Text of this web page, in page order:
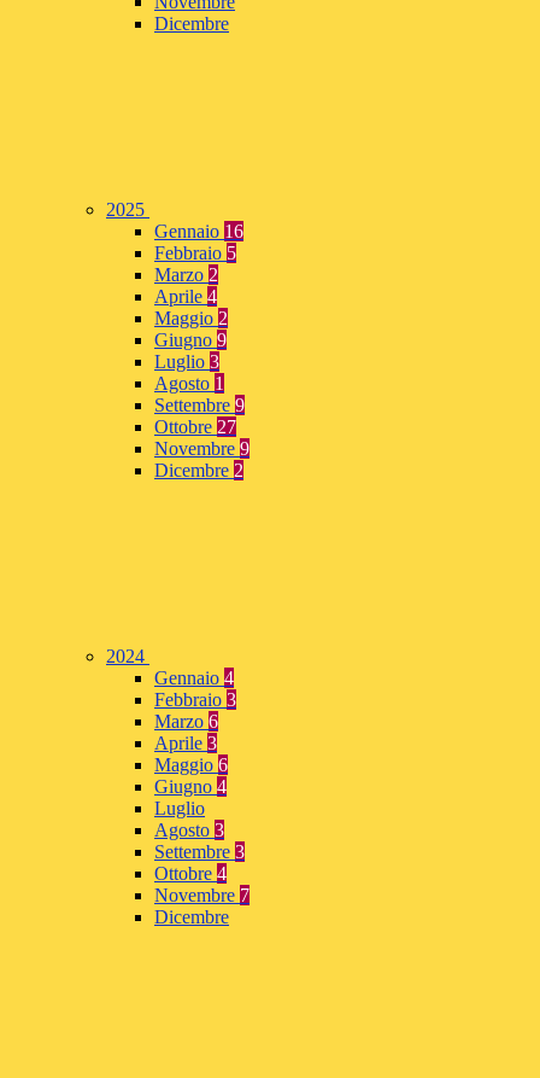
Dicembre
2025
Gennaio 16
Febbraio 5
Marzo 2
Aprile 4
Maggio 2
Giugno 9
Luglio 3
Agosto 1
Settembre 9
Ottobre 27
Novembre 9
Dicembre 2
2024
Gennaio 4
Febbraio 3
Marzo 6
Aprile 3
Maggio 6
Giugno 4
Luglio
Agosto 3
Settembre 3
Ottobre 4
Novembre 7
Dicembre